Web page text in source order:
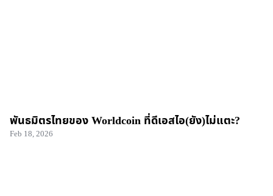
พันธมิตรไทยของ Worldcoin ที่ดีเอสไอ(ยัง)ไม่แตะ?
Feb 18, 2026